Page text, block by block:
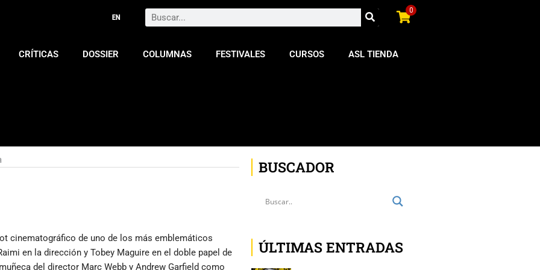
Search 0
CRÍTICAS DOSSIER COLUMNAS FESTIVALES CURSOS ASL TIENDA
cinematográfico de uno de los más emblemáticos
en la dirección y Tobey Maguire en el doble papel de
del director Marc Webb y Andrew Garfield como
BUSCADOR
ÚLTIMAS ENTRADAS